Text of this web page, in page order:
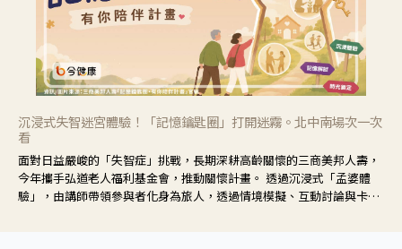
沉浸式失智迷宮體驗！「記憶鑰匙圈」打開迷霧。北中南場次一次
看
面對日益嚴峻的「失智症」挑戰，長期深耕高齡關懷的三商美邦人壽，
今年攜手弘道老人福利基金會，推動關懷計畫。 透過沉浸式「孟婆體
驗」，由講師帶領參與者化身為旅人，透過情境模擬、互動討論與卡牌